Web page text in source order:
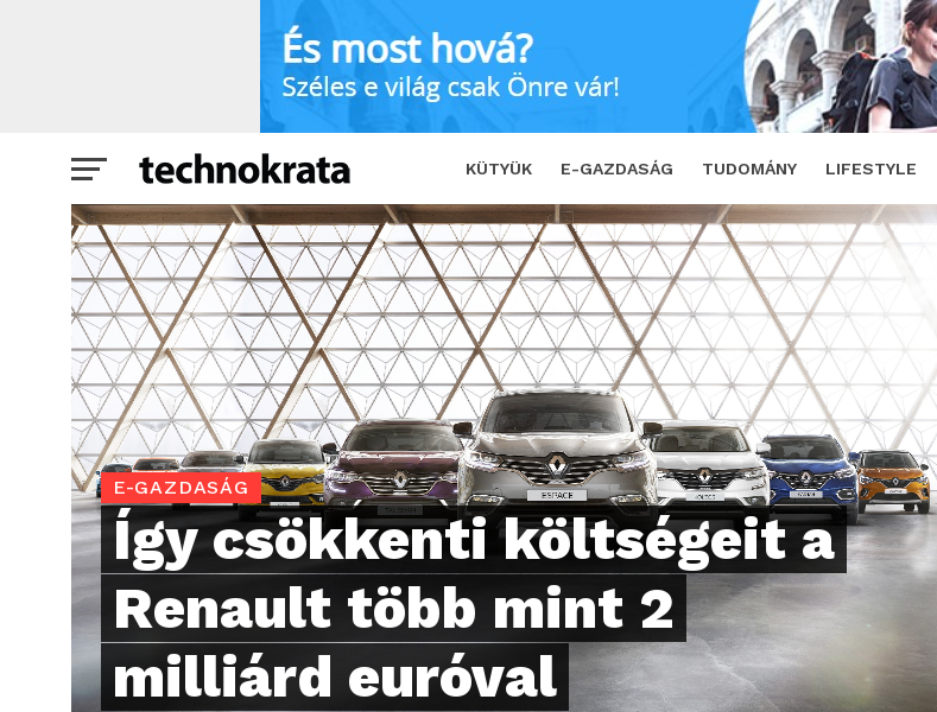
KÜTYÜK E-GAZDASÁG TUDOMÁNY LIFESTYLE
Így csökkenti költségeit a Renault több mint 2 milliárd euróval SHARE
E-GAZDASÁG
Így csökkenti költségeit a
Renault több mint 2
milliárd euróval